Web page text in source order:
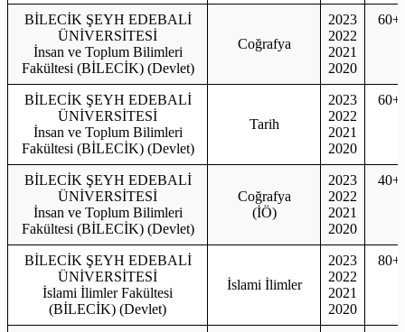
BİLECİK ŞEYH EDEBALİ
ÜNİVERSİTESİ
İnsan ve Toplum Bilimleri
Fakültesi (BİLECİK) (Devlet)
Coğrafya
2023
2022
2021
2020
BİLECİK ŞEYH EDEBALİ
ÜNİVERSİTESİ
İnsan ve Toplum Bilimleri
Fakültesi (BİLECİK) (Devlet)
Tarih
2023
2022
2021
2020
BİLECİK ŞEYH EDEBALİ
ÜNİVERSİTESİ
İnsan ve Toplum Bilimleri
Fakültesi (BİLECİK) (Devlet)
Coğrafya
(İÖ)
2023
2022
2021
2020
BİLECİK ŞEYH EDEBALİ
ÜNİVERSİTESİ
İslami İlimler Fakültesi
(BİLECİK) (Devlet)
İslami İlimler
2023
2022
2021
2020